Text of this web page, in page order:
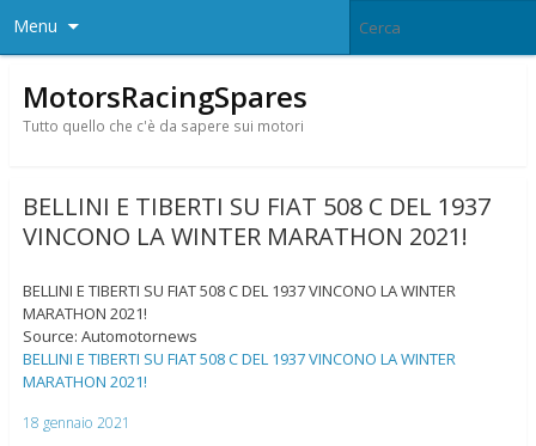
Menu
MotorsRacingSpares
Tutto quello che c'è da sapere sui motori
BELLINI E TIBERTI SU FIAT 508 C DEL 1937
VINCONO LA WINTER MARATHON 2021!
BELLINI E TIBERTI SU FIAT 508 C DEL 1937 VINCONO LA WINTER
MARATHON 2021!
Source: Automotornews
BELLINI E TIBERTI SU FIAT 508 C DEL 1937 VINCONO LA WINTER
MARATHON 2021!
18 gennaio 2021